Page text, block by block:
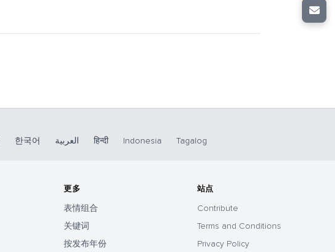
한국어 العربية हिन्दी Indonesia Tagalog
更多
表情组合
关键词
按发布年份
站点
Contribute
Terms and Conditions
Privacy Policy